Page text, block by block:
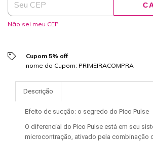
Não sei meu CEP
Cupom 5% off
nome do Cupom: PRIMEIRACOMPRA
Descrição
Efeito de sucção: o segredo do Pico Pulse
O diferencial do Pico Pulse está em seu
microcontração, ativado pela combinação